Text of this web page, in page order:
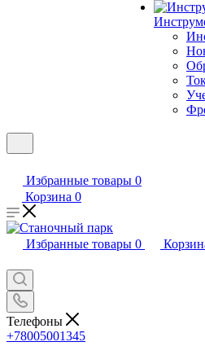
Избранные товары 0
Корзина 0
Избранные товары 0
Телефоны
+78005001345